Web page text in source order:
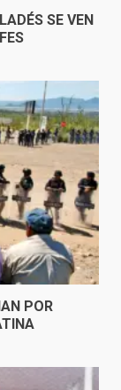
SE VEN
POR